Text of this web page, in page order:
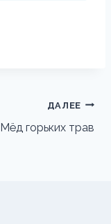
ДАЛЕЕ
Мёд горьких трав